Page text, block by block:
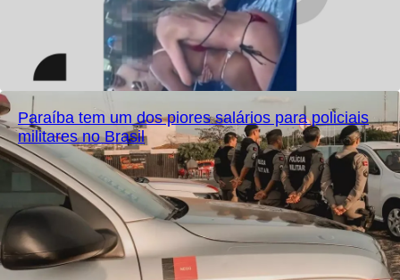
Paraíba tem um dos piores salários para policiais
militares no Brasil